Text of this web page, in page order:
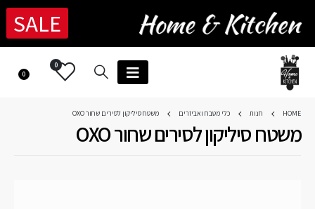
SALE
0
0
HOME חנות כלי מטבח ואביזרים משטח סיליקון לסירים שחור OXO
משטח סיליקון לסירים שחור OXO